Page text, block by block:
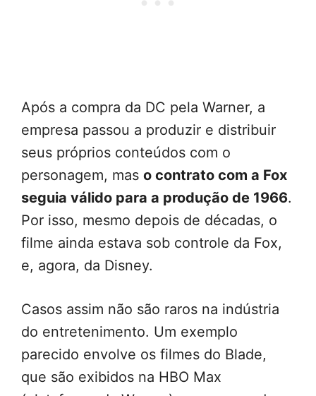
Após a compra da DC pela Warner, a
empresa passou a produzir e distribuir
seus próprios conteúdos com o
personagem, mas o contrato com a Fox
seguia válido para a produção de 1966.
Por isso, mesmo depois de décadas, o
filme ainda estava sob controle da Fox,
e, agora, da Disney.
Casos assim não são raros na indústria
do entretenimento. Um exemplo
parecido envolve os filmes do Blade,
que são exibidos na HBO Max